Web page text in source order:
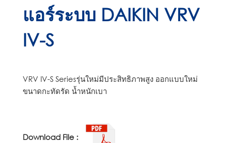
แอร์ระบบ DAIKIN VRV
IV-S
VRV IV-S Seriesรุ่นใหม่มีประสิทธิภาพสูง ออกแบบใหม่
ขนาดกะทัดรัด น้ำหนักเบา
Download File :